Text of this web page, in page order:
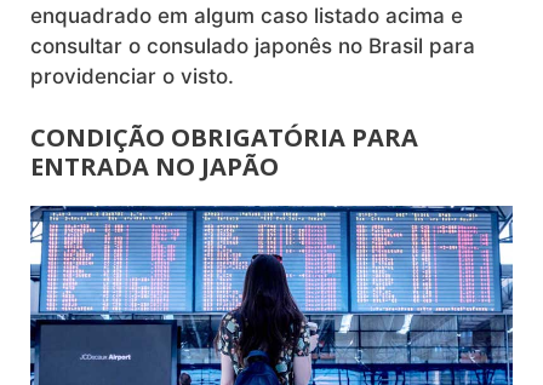
enquadrado em algum caso listado acima e
consultar o consulado japonês no Brasil para
providenciar o visto.
CONDIÇÃO OBRIGATÓRIA PARA
ENTRADA NO JAPÃO